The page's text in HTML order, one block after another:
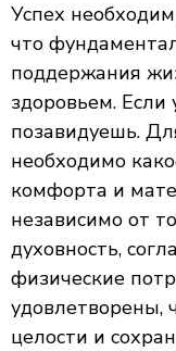
Успех
что
поддержания
здоровьем. Если
позавидуешь.
необходимо
комфорта и
независимо от
духовность,
физические
удовлетворены,
целости и